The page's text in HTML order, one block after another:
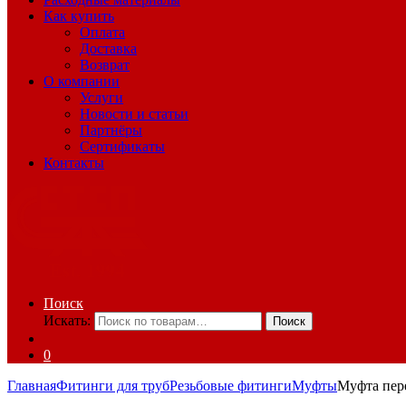
Как купить
Оплата
Доставка
Возврат
О компании
Услуги
Новости и статьи
Партнёры
Сертификаты
Контакты
Поиск
Искать:
Поиск
0
ГлавнаяФитинги для трубРезьбовые фитингиМуфтыМуфта